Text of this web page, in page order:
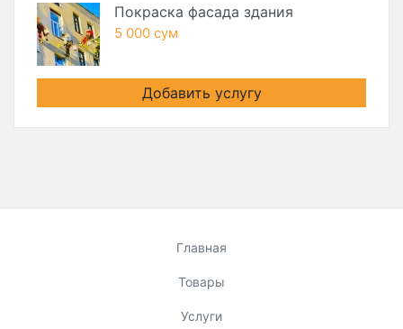
Покраска фасада здания
5 000 сум
Добавить услугу
Главная
Товары
Услуги